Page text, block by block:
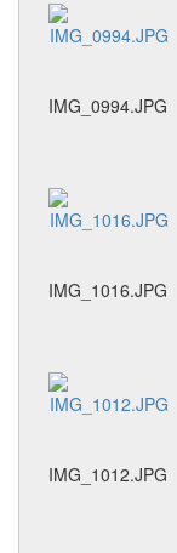
IMG_0994.JPG
IMG_1016.JPG
IMG_1012.JPG